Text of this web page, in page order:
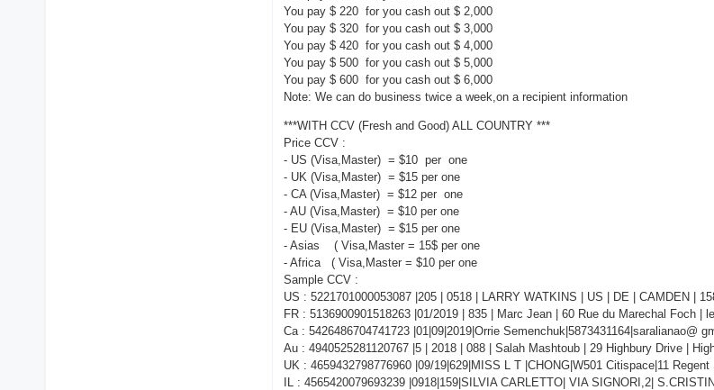
You pay $ 220 for you cash out $ 2,000
You pay $ 320 for you cash out $ 3,000
You pay $ 420 for you cash out $ 4,000
You pay $ 500 for you cash out $ 5,000
You pay $ 600 for you cash out $ 6,000
Note: We can do business twice a week,on a recipient information
***WITH CCV (Fresh and Good) ALL COUNTRY ***
Price CCV :
- US (Visa,Master) = $10 per one
- UK (Visa,Master) = $15 per one
- CA (Visa,Master) = $12 per one
- AU (Visa,Master) = $10 per one
- EU (Visa,Master) = $15 per one
- Asias ( Visa,Master = 15$ per one
- Africa ( Visa,Master = $10 per one
Sample CCV :
US : 5221701000053087 |205 | 0518 | LARRY WATKINS | US | DE | CAMDEN |
FR : 5136900901518263 |01/2019 | 835 | Marc Jean | 60 Rue du Marechal Foch |
Ca : 5426486704741723 |01|09|2019|Orrie Semenchuk|5873431164|saralianao@
Au : 4940525281120767 |5 | 2018 | 088 | Salah Mashtoub | 29 Highbury Drive |
UK : 4659432798776960 |09/19|629|MISS L T |CHONG|W501 Citispace|11
IL : 4565420079693239 |0918|159|SILVIA CARLETTO| VIA SIGNORI,2|